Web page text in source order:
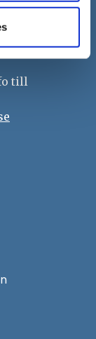
till